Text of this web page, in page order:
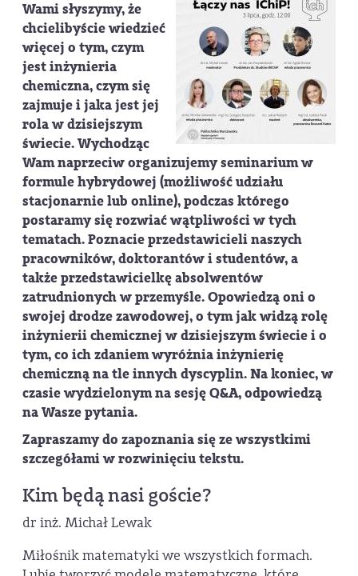
Wami słyszymy, że
chcielibyście wiedzieć
więcej o tym, czym
jest inżynieria
chemiczna, czym się
zajmuje i jaka jest jej
rola w dzisiejszym
świecie. Wychodząc
Wam naprzeciw organizujemy seminarium w
formule hybrydowej (możliwość udziału
stacjonarnie lub online), podczas którego
postaramy się rozwiać wątpliwości w tych
tematach. Poznacie przedstawicieli naszych
pracowników, doktorantów i studentów, a
także przedstawicielkę absolwentów
zatrudnionych w przemyśle. Opowiedzą oni o
swojej drodze zawodowej, o tym jak widzą rolę
inżynierii chemicznej w dzisiejszym świecie i o
tym, co ich zdaniem wyróżnia inżynierię
chemiczną na tle innych dyscyplin. Na koniec, w
czasie wydzielonym na sesjęQ&A, odpowiedzą
na Wasze pytania.
Zapraszamy do zapoznania się ze wszystkimi
szczegółami w rozwinięciu tekstu.
Kim będą nasi goście?
dr inż. Michał Lewak
Miłośnik matematyki we wszystkich formach.